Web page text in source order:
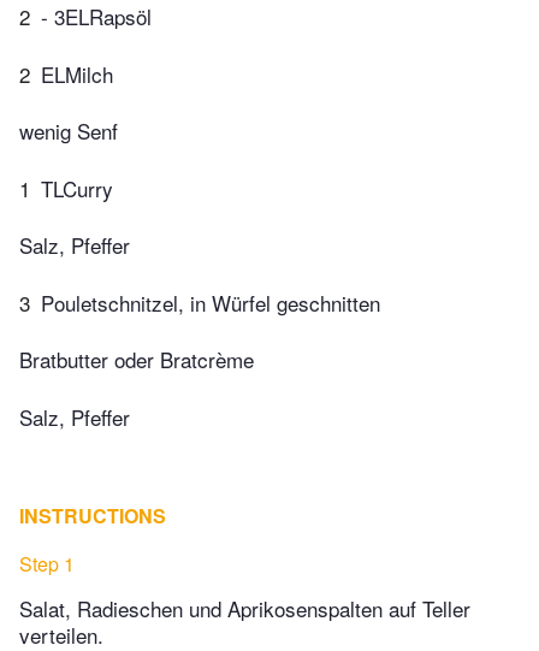
2 - 3ELRapsöl
2 ELMilch
wenig Senf
1 TLCurry
Salz, Pfeffer
3 Pouletschnitzel, in Würfel geschnitten
Bratbutter oder Bratcrème
Salz, Pfeffer
INSTRUCTIONS
Step 1
Salat, Radieschen und Aprikosenspalten auf Teller
verteilen.